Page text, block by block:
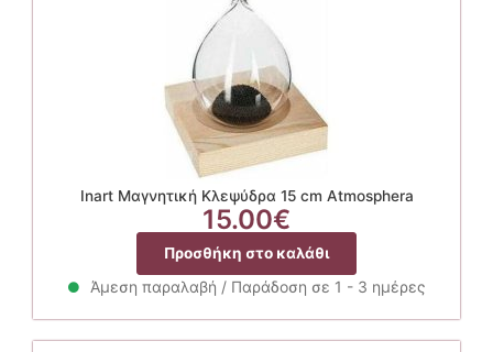
Inart Μαγνητική Κλεψύδρα 15 cm Atmosphera
15.00€
Προσθήκη στο καλάθι
Άμεση παραλαβή / Παράδοση σε 1 - 3 ημέρες